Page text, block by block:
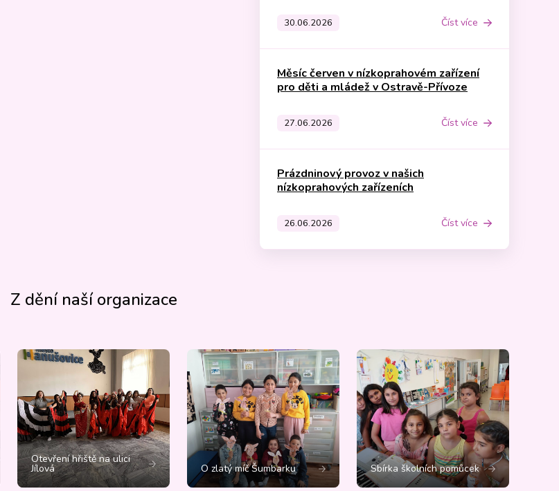
30.06.2026 Číst více
Měsíc červen v nízkoprahovém zařízení
pro děti a mládež v Ostravě-Přívoze
27.06.2026 Číst více
Prázdninový provoz v našich
nízkoprahových zařízeních
26.06.2026 Číst více
Z dění naší organizace
Otevření hřiště na ulici
Jílová O zlatý míč Šumbarku Sbírka školních pomůcek